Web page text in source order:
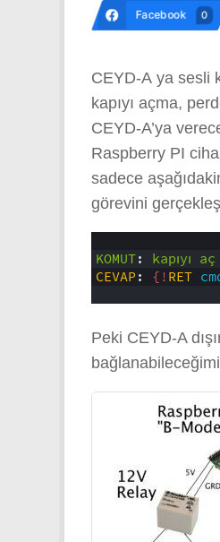
Facebook 0
CEYD-A ya sesli
kapıyı açma,
CEYD-A’ya
Raspberry PI
sadece
görevini
KOMUT: kapıyı aç
CEVAP: {!RET
Peki CEYD-A